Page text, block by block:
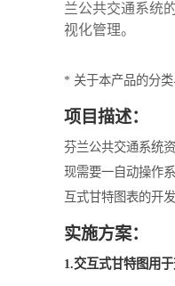
兰公共交通系统
视化管理。
* 关于本产品的分
项目描述：
芬兰公共交通系统
现需要一自动操作
互式甘特图表的开
实施方案：
1.交互式甘特图用